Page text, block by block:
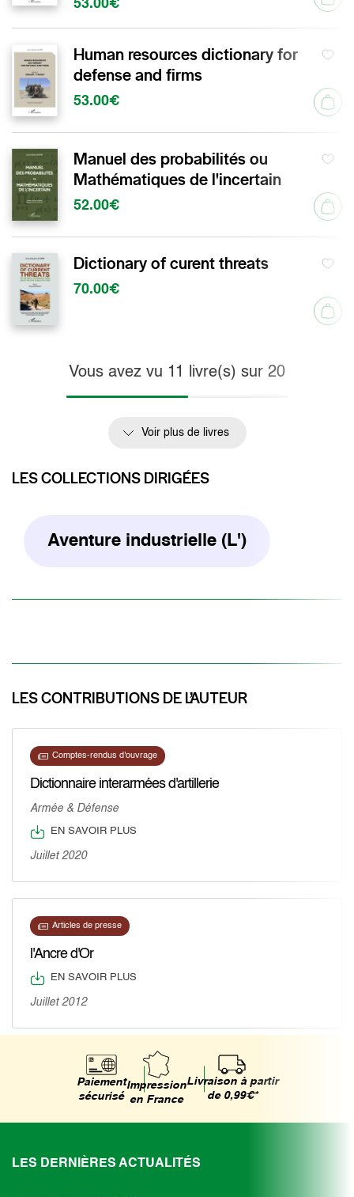
53.00€
Human resources dictionary for
defense and firms
53.00€
Manuel des probabilités ou
Mathématiques de l'incertain
52.00€
Dictionary of curent threats
70.00€
Vous avez vu 11 livre(s) sur 20
Voir plus de livres
LES COLLECTIONS DIRIGÉES
Aventure industrielle (L')
LES CONTRIBUTIONS DE L’AUTEUR
Comptes-rendus d'ouvrage
Dictionnaire interarmées d'artillerie
Armée & Défense
EN SAVOIR PLUS
Juillet 2020
Articles de presse
l'Ancre d'Or
EN SAVOIR PLUS
Juillet 2012
Paiement
sécurisé
Impression
en France
Livraison à partir
de 0,99€*
LES DERNIÈRES ACTUALITÉS